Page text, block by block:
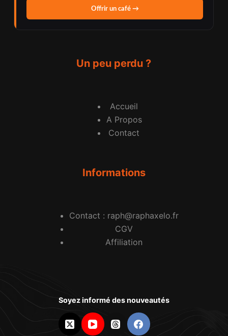
Offrir un café →
Un peu perdu ?
Accueil
A Propos
Contact
Informations
Contact : raph@raphaxelo.fr
CGV
Affiliation
Soyez informé des nouveautés